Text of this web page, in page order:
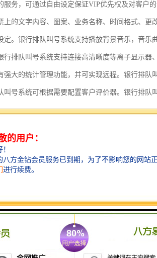
服务，可通过自由设定保证VIP优先权及对客户的
的文字内容、图案、业务名称、时间格式、更
定。银行排队叫号系统支持播放背景音乐，音
行排队叫号系统支持连接高清晰度等离子显示
强大的统计管理功能，并可实现远程。银行排
叫号系统可根据需要配置客户评价器。银行排
统语音播报姓名。软件呼叫，无需布线。排队叫
，自定义显示格式。专注解决排队难题。
制系统，后台管理系统，安装在服务器端。
发布系统：诊室叫号信息显示终端，候诊区集